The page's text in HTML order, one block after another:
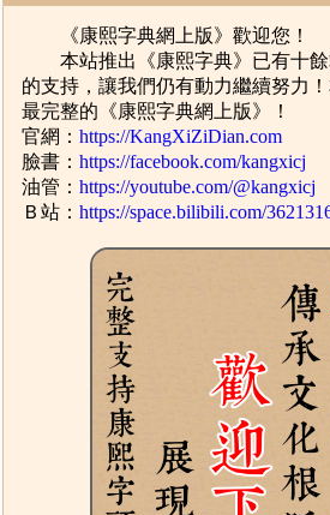
《康熙字典網上版》歡迎您！
本站推出《康熙字典》已有十餘
的支持，讓我們仍有動力繼續努力
最完整的《康熙字典網上版》！
官網：https://KangXiZiDian.com
臉書：https://facebook.com/kangxicj
油管：https://youtube.com/@kangxicj
Ｂ站：https://space.bilibili.com/